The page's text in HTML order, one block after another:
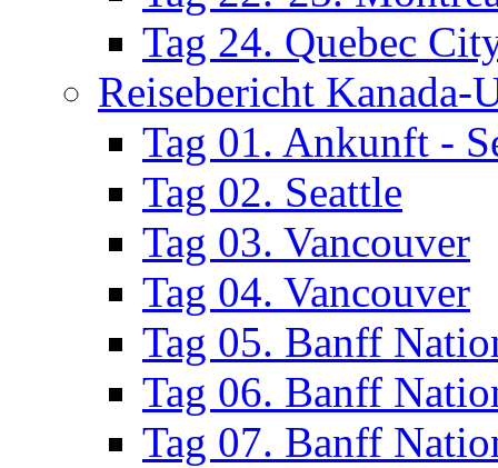
Tag 24. Quebec
Reisebericht Kanada-
Tag 01. Ankunft -
Tag 02. Seattle
Tag 03. Vancouver
Tag 04. Vancouver
Tag 05. Banff
Tag 06. Banff
Tag 07. Banff